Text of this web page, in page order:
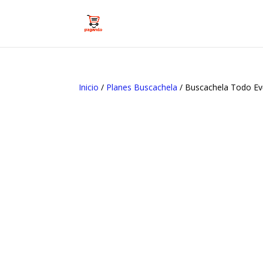
Inicio / Planes Buscachela / Buscachela Todo